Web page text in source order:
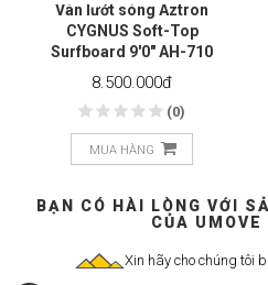
Ván lướt sóng Aztron
CYGNUS Soft-Top
Surfboard 9'0" AH-710
8.500.000đ
(0)
MUA HÀNG
BẠN CÓ HÀI LÒNG VỚI
CỦA UMOVE
Xin hãy cho chúng tôi